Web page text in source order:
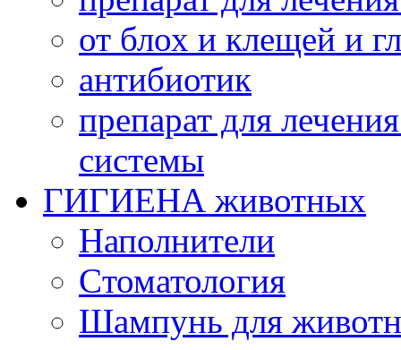
от блох и клещей и
антибиотик
препарат для
системы
ГИГИЕНА животных
Наполнители
Cтоматология
Шампунь для